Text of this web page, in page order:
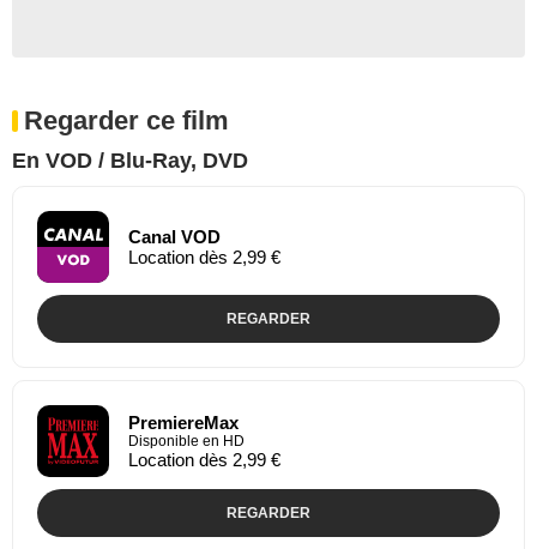
Regarder ce film
En VOD / Blu-Ray, DVD
Canal VOD
Location dès 2,99 €
REGARDER
PremiereMax
Disponible en HD
Location dès 2,99 €
REGARDER